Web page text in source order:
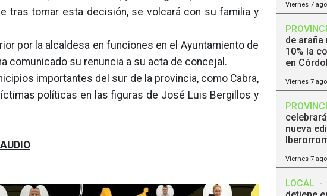
tras tomar esta decisión, se volcará con su familia y
por la alcaldesa en funciones en el Ayuntamiento de
comunicado su renuncia a su acta de concejal.
importantes del sur de la provincia, como Cabra,
políticas en las figuras de José Luis Bergillos y
Viernes 7
de araña
10% la
en
Viernes 7
nueva
Viernes 7
LOCAL -